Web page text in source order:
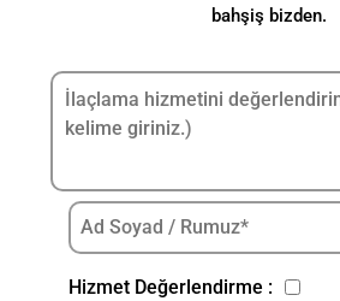
bahşiş bizden.
Hizmet Değerlendirme :